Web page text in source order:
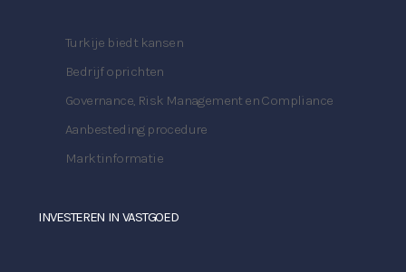
Turkije biedt kansen
Bedrijf oprichten
Governance, Risk Management en Compliance
Aanbesteding procedure
Marktinformatie
INVESTEREN IN VASTGOED